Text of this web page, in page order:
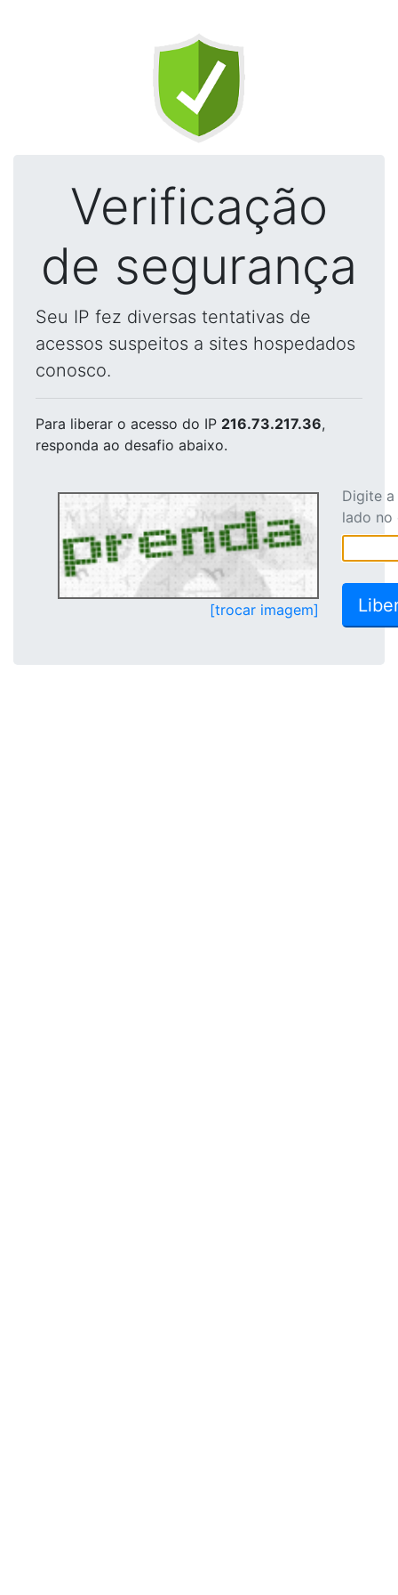
Verificação
de segurança
Seu IP fez diversas tentativas de
acessos suspeitos a sites hospedados
conosco.
Para liberar o acesso do IP 216.73.217.36,
responda ao desafio abaixo.
[trocar imagem]
Digite
lado no